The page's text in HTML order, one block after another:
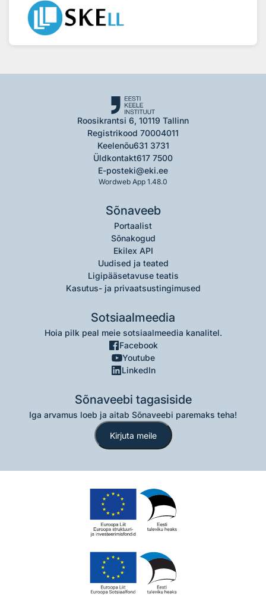
Roosikrantsi 6, 10119 Tallinn
Registrikood 70004011
Keelenõu631 3731
Üldkontakt617 7500
E-posteki@eki.ee
Wordweb App 1.48.0
Sõnaveeb
Portaalist
Sõnakogud
Ekilex API
Uudised ja teated
Ligipääsetavuse teatis
Kasutus- ja privaatsustingimused
Sotsiaalmeedia
Hoia pilk peal meie sotsiaalmeedia kanalitel.
Facebook
Youtube
LinkedIn
Sõnaveebi tagasiside
Iga arvamus loeb ja aitab Sõnaveebi paremaks teha!
Kirjuta meile